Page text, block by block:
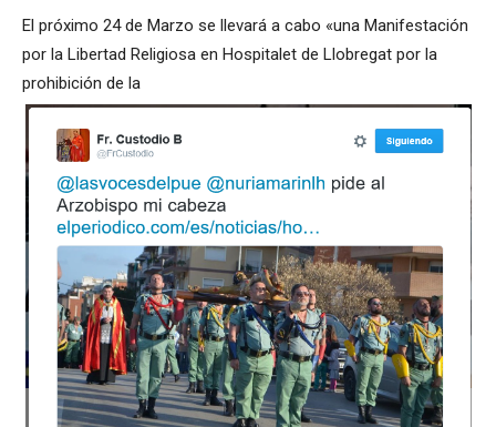
El próximo 24 de Marzo se llevará a cabo «una Manifestación
por la Libertad Religiosa en Hospitalet de Llobregat por la
prohibición de la